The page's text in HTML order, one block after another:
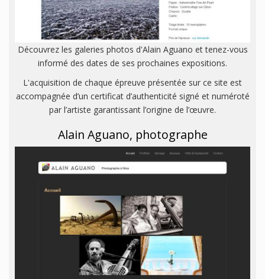
Découvrez les galeries photos d'Alain Aguano et tenez-vous
informé des dates de ses prochaines expositions.
L'acquisition de chaque épreuve présentée sur ce site est
accompagnée d’un certificat d’authenticité signé et numéroté
par l’artiste garantissant l’origine de l’œuvre.
Alain Aguano, photographe